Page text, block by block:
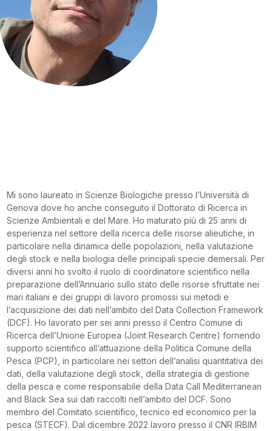
Mi sono laureato in Scienze Biologiche presso l’Università di
Genova dove ho anche conseguito il Dottorato di Ricerca in
Scienze Ambientali e del Mare. Ho maturato più di 25 anni di
esperienza nel settore della ricerca delle risorse alieutiche, in
particolare nella dinamica delle popolazioni, nella valutazione
degli stock e nella biologia delle principali specie demersali. Per
diversi anni ho svolto il ruolo di coordinatore scientifico nella
preparazione dell’Annuario sullo stato delle risorse sfruttate nei
mari italiani e dei gruppi di lavoro promossi sui metodi e
l’acquisizione dei dati nell’ambito del Data Collection Framework
(DCF). Ho lavorato per sei anni presso il Centro Comune di
Ricerca dell’Unione Europea (Joint Research Centre) fornendo
supporto scientifico all’attuazione della Politica Comune della
Pesca (PCP), in particolare nei settori dell’analisi quantitativa dei
dati, della valutazione degli stock, della strategia di gestione
della pesca e come responsabile della Data Call Mediterranean
and Black Sea sui dati raccolti nell’ambito del DCF. Sono
membro del Comitato scientifico, tecnico ed economico per la
pesca (STECF). Dal dicembre 2022 lavoro presso il CNR IRBIM